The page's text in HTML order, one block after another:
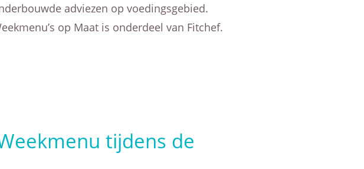
adviezen op voedingsgebied.
op Maat is onderdeel van Fitchef.
tijdens de